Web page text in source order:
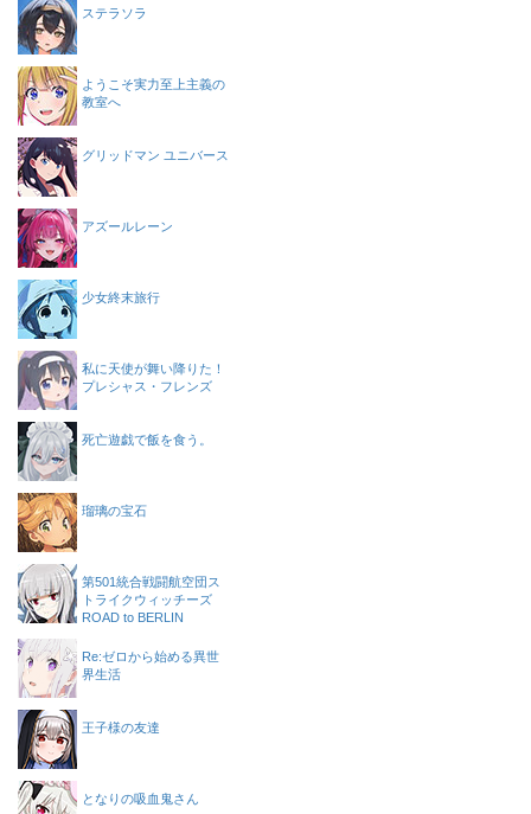
ステラソラ
ようこそ実力至上主義の
教室へ
グリッドマン ユニバース
アズールレーン
少女終末旅行
私に天使が舞い降りた！
プレシャス・フレンズ
死亡遊戯で飯を食う。
瑠璃の宝石
第501統合戦闘航空団ス
トライクウィッチーズ
ROAD to BERLIN
Re:ゼロから始める異世
界生活
王子様の友達
となりの吸血鬼さん